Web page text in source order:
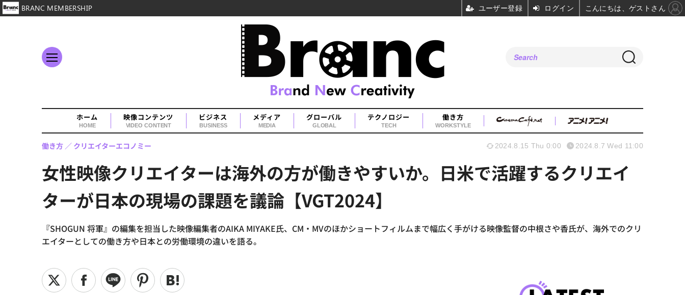
ホーム
HOME
映像コンテンツ
VIDEO CONTENT
ビジネス
BUSINESS
メディア
MEDIA
グローバル
GLOBAL
テクノロジー
TECH
働き方
WORKSTYLE
女性映像クリエイターは海外の方が働きやすいか。日米で活躍するクリエイ
ターが日本の現場の課題を議論【VGT2024】
『SHOGUN 将軍』の編集を担当した映像編集者のAIKA MIYAKE氏、CM・MVのほかショートフィルムまで幅広く手がける映像監督の中根さや香氏が、海外でのクリ
エイターとしての働き方や日本との労働環境の違いを語る。
働き方 クリエイターエコノミー 2024.8.15 Thu 0:00 2024.8.7 Wed 11:00
BRANC MEMBERSHIP ユーザー登録 ログイン こんにちは、ゲストさん